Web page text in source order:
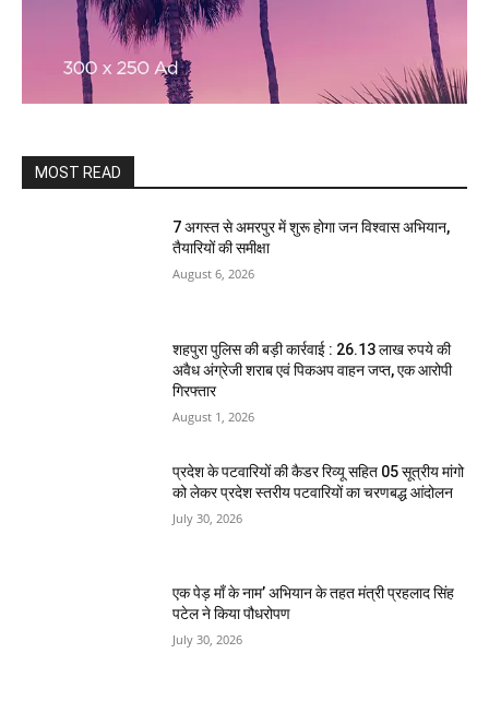
MOST READ
7 अगस्त से अमरपुर में शुरू होगा जन विश्वास अभियान,
तैयारियों की समीक्षा
August 6, 2026
शहपुरा पुलिस की बड़ी कार्रवाई : 26.13 लाख रुपये की
अवैध अंग्रेजी शराब एवं पिकअप वाहन जप्त, एक आरोपी
गिरफ्तार
August 1, 2026
प्रदेश के पटवारियों की कैडर रिव्यू सहित 05 सूत्रीय मांगो
को लेकर प्रदेश स्तरीय पटवारियों का चरणबद्ध आंदोलन
July 30, 2026
एक पेड़ माँ के नाम’ अभियान के तहत मंत्री प्रहलाद सिंह
पटेल ने किया पौधरोपण
July 30, 2026